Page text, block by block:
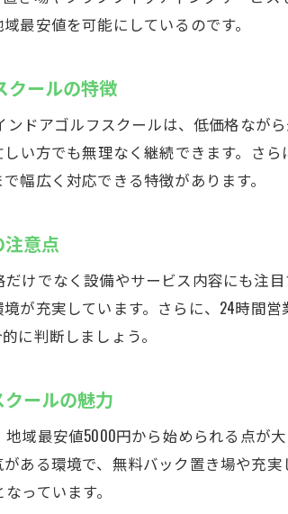
インドアゴルフスクール利用者の体験
継続利用がしやすいインドアゴルフス
も練習可能！24時間営業のインドアゴ
インドアゴルフスクールは夜間練習も
深夜でも安心して通えるインドアゴル
インドアゴルフスクールで自分に合っ
浦安で夜間に強いインドアゴルフ練習場
最安値を可能にしているのです。
クールの特徴
ドアゴルフスクールは、低価格なが
い方でも無理なく継続できます。さ
幅広く対応できる特徴があります。
意点
けでなく設備やサービス内容にも注
が充実しています。さらに、24時間
に判断しましょう。
ールの魅力
域最安値5000円から始められる点が
ある環境で、無料バック置き場や充
っています。